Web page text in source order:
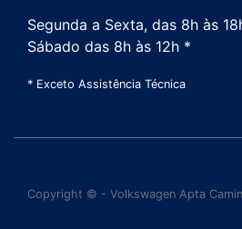
Segunda a Sexta, das 8h às
Sábado das 8h às 12h *
* Exceto Assistência Técnica
Copyright © - Volkswagen Apta